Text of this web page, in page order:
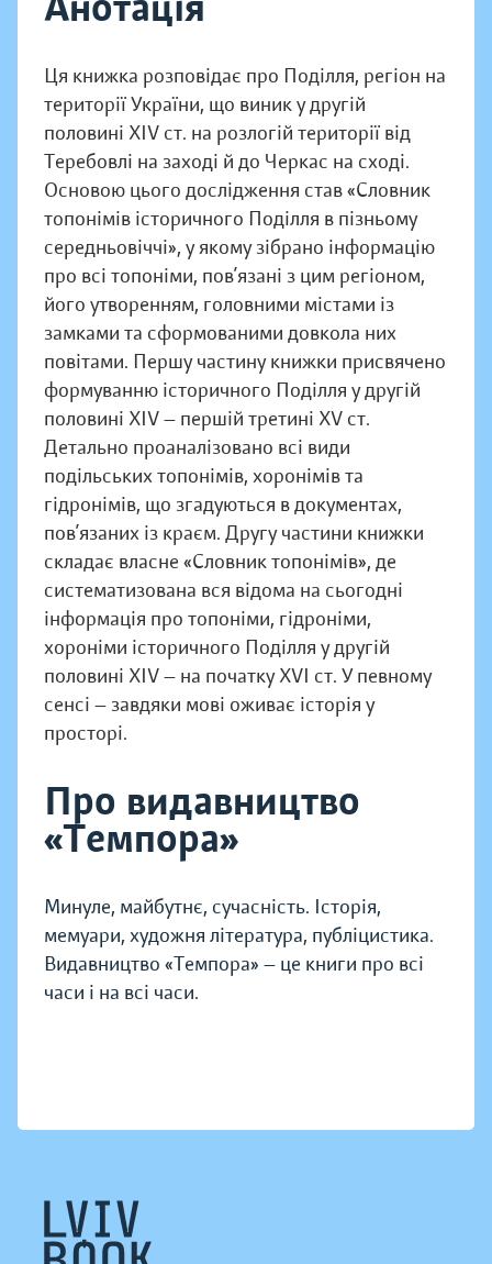
Ця книжка розповідає про Поділля, регіон на
території України, що виник у другій
половині XIV ст. на розлогій території від
Теребовлі на заході й до Черкас на сході.
Основою цього дослідження став «Словник
топонімів історичного Поділля в пізньому
середньовіччі», у якому зібрано інформацію
про всі топоніми, пов’язані з цим регіоном,
його утворенням, головними містами із
замками та сформованими довкола них
повітами. Першу частину книжки присвячено
формуванню історичного Поділля у другій
половині XIV — першій третині XV ст.
Детально проаналізовано всі види
подільських топонімів, хоронімів та
гідронімів, що згадуються в документах,
пов’язаних із краєм. Другу частини книжки
складає власне «Словник топонімів», де
систематизована вся відома на сьогодні
інформація про топоніми, гідроніми,
хороніми історичного Поділля у другій
половині XIV — на початку XVI ст. У певному
сенсі — завдяки мові оживає історія у
просторі.
Про видавництво
«Темпора»
Минуле, майбутнє, сучасність. Історія,
мемуари, художня література, публіцистика.
Видавництво «Темпора» — це книги про всі
часи і на всі часи.